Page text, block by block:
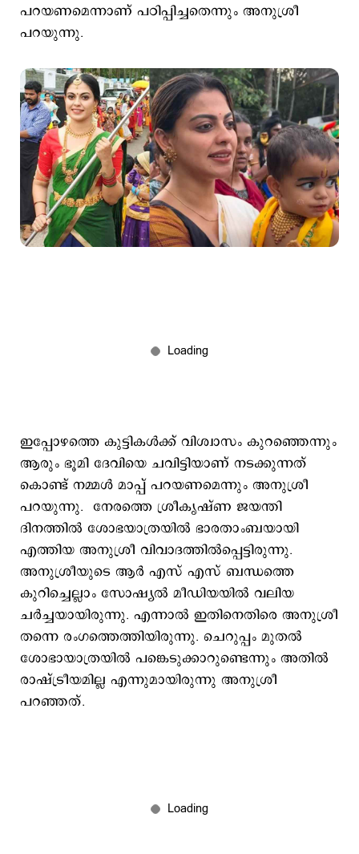
പറയണമെന്നാണ് പഠിപ്പിച്ചതെന്നും അനുശ്രീ
പറയുന്നു.
ഇപ്പോഴത്തെ കുട്ടികള്‍ക്ക് വിശ്വാസം കുറഞ്ഞെന്നും
ആരും ഭൂമി ദേവിയെ ചവിട്ടിയാണ് നടക്കുന്നത്
കൊണ്ട് നമ്മള്‍ മാപ്പ് പറയണമെന്നും അനുശ്രീ
പറയുന്നു. നേരത്തെ ശ്രീകൃഷ്ണ ജയന്തി
ദിനത്തില്‍ ശോഭയാത്രയില്‍ ഭാരതാംബയായി
എത്തിയ അനുശ്രീ വിവാദത്തില്‍പ്പെട്ടിരുന്നു.
അനുശ്രീയുടെ ആര്‍ എസ് എസ് ബന്ധത്തെ
കുറിച്ചെല്ലാം സോഷ്യല്‍ മീഡിയയില്‍ വലിയ
ചര്‍ച്ചയായിരുന്നു. എന്നാല്‍ ഇതിനെതിരെ അനുശ്രീ
തന്നെ രംഗത്തെത്തിയിരുന്നു. ചെറുപ്പം മുതല്‍
ശോഭായാത്രയില്‍ പങ്കെടുക്കാറുണ്ടെന്നും അതില്‍
രാഷ്ട്രീയമില്ല എന്നുമായിരുന്നു അനുശ്രീ
പറഞ്ഞത്.